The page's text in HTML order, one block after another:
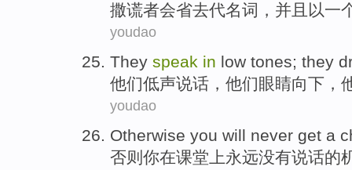
撒谎者会省去代名词， 并且 以一
youdao
They speak in low tones; they
他们低声说话 ，他们眼睛向下，
youdao
Otherwise you will never get a
否则 你在课堂 上永远没有说话的